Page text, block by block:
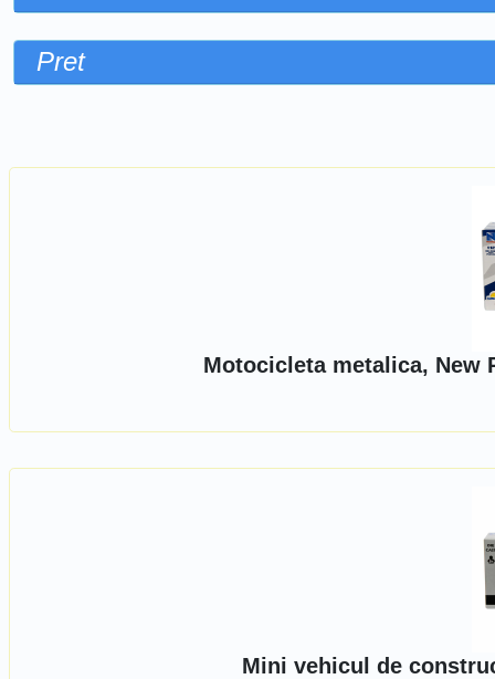
Pret
Motocicleta metalica, New
Mini vehicul de